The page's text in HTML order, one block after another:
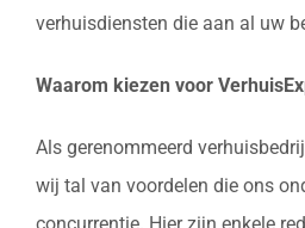
verhuisdiensten die aan al uw
Waarom kiezen voor
Als gerenommeerd
wij tal van voordelen die ons